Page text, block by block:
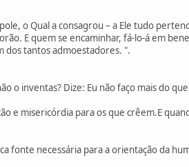
o Qual a consagrou – a Ele tudo
E quem se encaminhar, fá-lo-á em
dos tantos admoestadores. ".
o inventas? Dize: Eu não faço mais do
e misericórdia para os que crêem.E
fonte necessária para a orientação da